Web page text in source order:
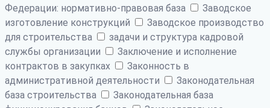
Федерации: нормативно-правовая база
Заводское
изготовление конструкций
Заводское производство
для строительства
задачи и структура кадровой
службы организации
Заключение и исполнение
контрактов в закупках
Законность в
административной деятельности
Законодательная
база строительства
Законодательная база